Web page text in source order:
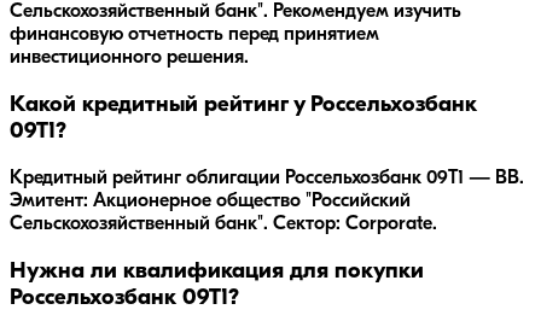
Сельскохозяйственный банк". Рекомендуем изучить
финансовую отчетность перед принятием
инвестиционного решения.
Какой кредитный рейтинг у Россельхозбанк
09Т1?
Кредитный рейтинг облигации Россельхозбанк 09Т1 — BB.
Эмитент: Акционерное общество "Российский
Сельскохозяйственный банк". Сектор: Corporate.
Нужна ли квалификация для покупки
Россельхозбанк 09Т1?